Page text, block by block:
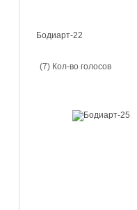
Бодиарт-22
(7) Кол-во голосов